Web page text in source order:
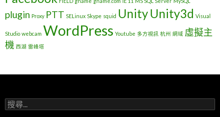
plugin Proxy PTT SELinux Skype squid UnityUnity3d Visual
Studio webcam WordPress Youtube 多方視訊 杭州 網域 虛擬主
機 西湖 雷峰塔
搜
尋